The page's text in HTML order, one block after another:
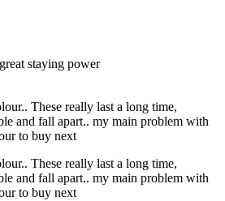
staying power
These really last a long time,
and fall apart.. my main problem with
to buy next
These really last a long time,
and fall apart.. my main problem with
to buy next